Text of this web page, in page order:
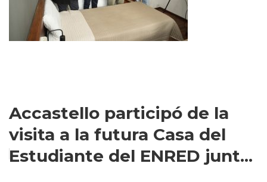
Accastello participó de la
visita a la futura Casa del
Estudiante del ENRED junt...